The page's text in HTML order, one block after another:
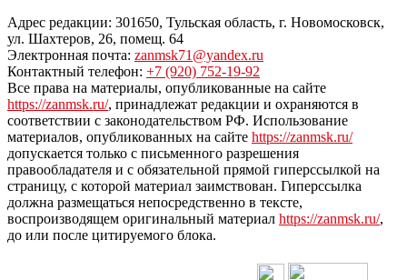
Адрес редакции: 301650, Тульская область, г. Новомосковск,
ул. Шахтеров, 26, помещ. 64
Электронная почта: zanmsk71@yandex.ru
Контактный телефон: +7 (920) 752-19-92
Все права на материалы, опубликованные на сайте
https://zanmsk.ru/, принадлежат редакции и охраняются в
соответствии с законодательством РФ. Использование
материалов, опубликованных на сайте https://zanmsk.ru/
допускается только с письменного разрешения
правообладателя и с обязательной прямой гиперссылкой на
страницу, с которой материал заимствован. Гиперссылка
должна размещаться непосредственно в тексте,
воспроизводящем оригинальный материал https://zanmsk.ru/,
до или после цитируемого блока.